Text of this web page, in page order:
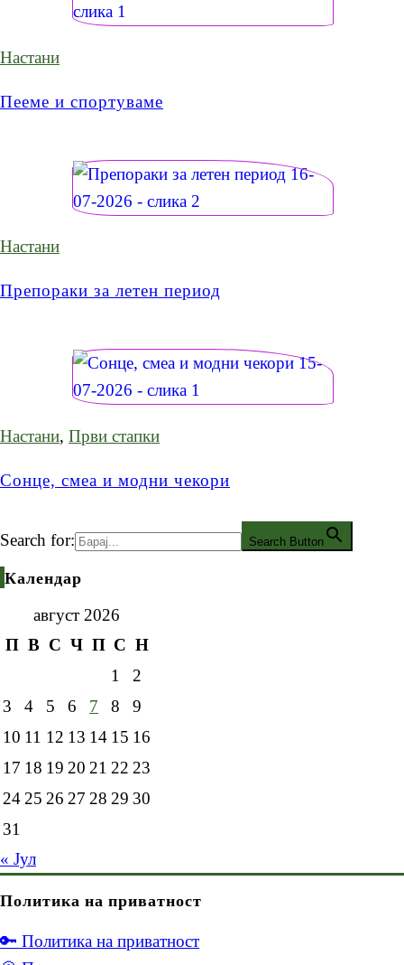
Настани
Пееме и спортуваме
Настани
Препораки за летен период
Настани, Први стапки
Сонце, смеа и модни чекори
Search for: Search Button
Календар
август 2026
П В С Ч П С Н
1
2
3
4 5 6 7 8
9
10 11 12 13 14 15 16
17 18 19 20 21 22 23
24 25 26 27 28 29 30
31
« Јул
Политика на приватност
🔑 Политика на приватност